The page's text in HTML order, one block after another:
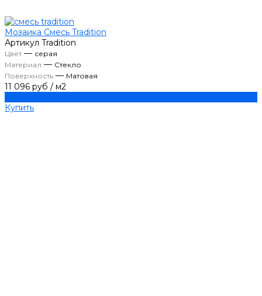
Мозаика Смесь Tradition
Артикул Tradition
Цвет— серая
Материал — Стекло
Поверхность — Матовая
11 096 руб / м2
Купить